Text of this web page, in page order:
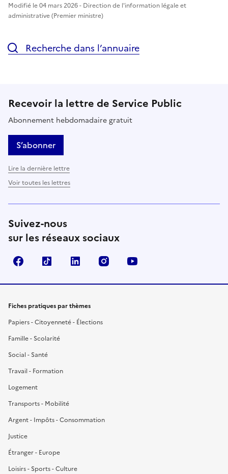
Modifié le 04 mars 2026 - Direction de l'information légale et
administrative (Premier ministre)
Recherche dans l’annuaire
Recevoir la lettre de Service Public
Abonnement hebdomadaire gratuit
S’abonner
Lire la dernière lettre
Voir toutes les lettres
Suivez-nous
sur les réseaux sociaux
FacebookTikTok LinkedIn Instagram
Fiches pratiques par thèmes
Papiers - Citoyenneté - Élections
Famille - Scolarité
Social - Santé
Travail - Formation
Logement
Transports - Mobilité
Argent - Impôts - Consommation
Justice
Étranger - Europe
Loisirs - Sports - Culture